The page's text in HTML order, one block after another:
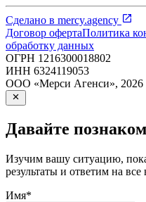
Сделано в mercy.agency
Договор офертаПолитика
обработку данных
ОГРН 1216300018802
ИНН 6324119053
ООО «Мерси Агенси», 2026
Давайте
Изучим вашу ситуацию,
результаты и ответим на
Имя*